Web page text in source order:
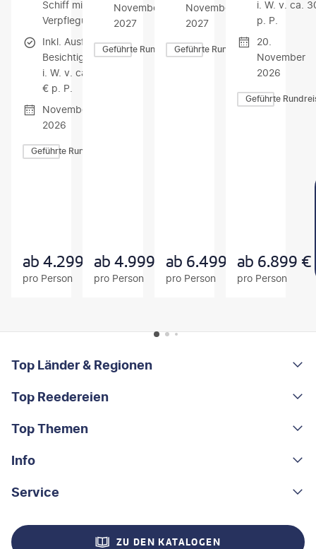
Schiff mit
Verpflegung
Inkl. Ausflüge &
Besichtigungen
i. W. v. ca. 800
€ p. P.
November
2026
Geführte Rundreisen
ab4.299 €
pro Person
B
O
T
November
2027
Geführte Rundreisen
ab 4.999 €
pro Person
B
O
T
November
2027
Geführte Rundreisen
ab 6.499 €
pro Person
B
O
T
i. W. v. ca.
p. P.
20.
November
2026
Geführte
ab 6.899 €
pro Person
Footer navigation
Top Länder & Regionen
Portugal
Albanien
Griechenland
Madeira
Top Reedereien
AIDA
MSC Cruises
Costa Kreuzfahrten
Mein Schiff®
Top Themen
Rundreisen
Kleingruppen-Rundreisen
Info
Über uns
Nachhaltigkeit
Service
Kontakt
ZU DEN KATALOGEN